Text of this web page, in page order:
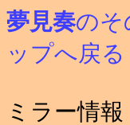
夢見奏のそ
ップへ戻る
ミラー情